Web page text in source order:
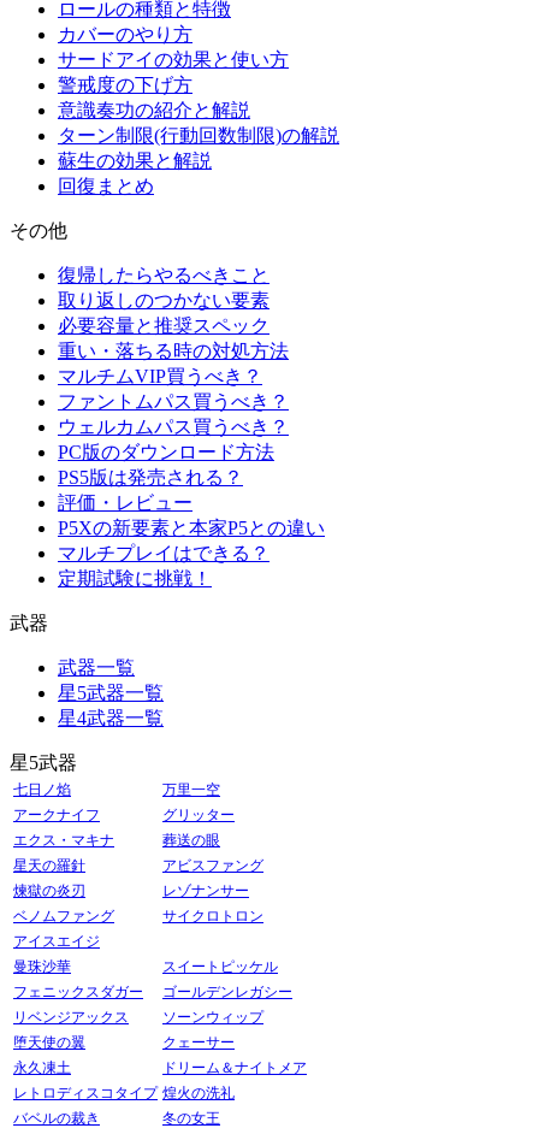
ロールの種類と特徴
カバーのやり方
サードアイの効果と使い方
警戒度の下げ方
意識奏功の紹介と解説
ターン制限(行動回数制限)の解説
蘇生の効果と解説
回復まとめ
その他
復帰したらやるべきこと
取り返しのつかない要素
必要容量と推奨スペック
重い・落ちる時の対処方法
マルチムVIP買うべき？
ファントムパス買うべき？
ウェルカムパス買うべき？
PC版のダウンロード方法
PS5版は発売される？
評価・レビュー
P5Xの新要素と本家P5との違い
マルチプレイはできる？
定期試験に挑戦！
武器
武器一覧
星5武器一覧
星4武器一覧
星5武器
七日ノ焰
万里一空
アークナイフ
グリッター
エクス・マキナ
葬送の眼
星天の羅針
アビスファング
煉獄の炎刃
レゾナンサー
ベノムファング
サイクロトロン
アイスエイジ
曼珠沙華
スイートピッケル
フェニックスダガー
ゴールデンレガシー
リベンジアックス
ソーンウィップ
堕天使の翼
クェーサー
永久凍土
ドリーム＆ナイトメア
レトロディスコタイプ 煌火の洗礼
バベルの裁き
冬の女王